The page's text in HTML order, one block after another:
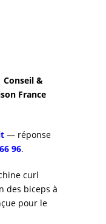
Conseil &
France
— réponse
96.
curl
des biceps à
pour le